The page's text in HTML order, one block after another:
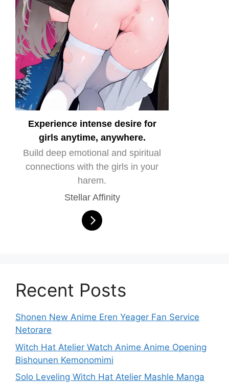
Experience intense desire for
girls anytime, anywhere.
Build deep emotional and spiritual
connections with the girls in your
harem.
Stellar Affinity
Recent Posts
Shonen New Anime Eren Yeager Fan Service
Netorare
Witch Hat Atelier Watch Anime Anime Opening
Bishounen Kemonomimi
Solo Leveling Witch Hat Atelier Mashle Manga